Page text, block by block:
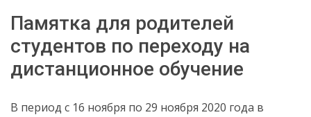
Памятка для родителей
студентов по переходу на
дистанционное обучение
В период с 16 ноября по 29 ноября 2020 года в